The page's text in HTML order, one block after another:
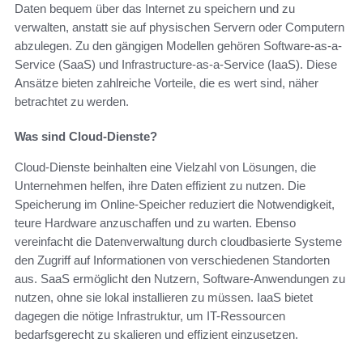
Daten bequem über das Internet zu speichern und zu
verwalten, anstatt sie auf physischen Servern oder Computern
abzulegen. Zu den gängigen Modellen gehören Software-as-a-
Service (SaaS) und Infrastructure-as-a-Service (IaaS). Diese
Ansätze bieten zahlreiche Vorteile, die es wert sind, näher
betrachtet zu werden.
Was sind Cloud-Dienste?
Cloud-Dienste beinhalten eine Vielzahl von Lösungen, die
Unternehmen helfen, ihre Daten effizient zu nutzen. Die
Speicherung im Online-Speicher reduziert die Notwendigkeit,
teure Hardware anzuschaffen und zu warten. Ebenso
vereinfacht die Datenverwaltung durch cloudbasierte Systeme
den Zugriff auf Informationen von verschiedenen Standorten
aus. SaaS ermöglicht den Nutzern, Software-Anwendungen zu
nutzen, ohne sie lokal installieren zu müssen. IaaS bietet
dagegen die nötige Infrastruktur, um IT-Ressourcen
bedarfsgerecht zu skalieren und effizient einzusetzen.